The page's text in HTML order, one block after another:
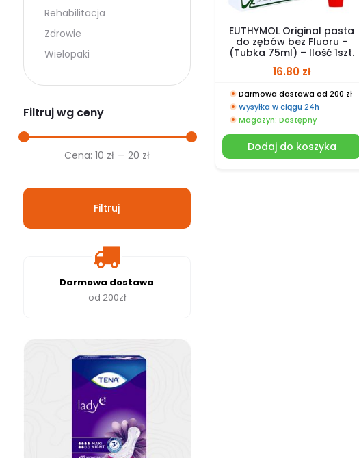
EUTHYMOL Original pasta
do zębów bez Fluoru –
(Tubka 75ml) – Ilość 1szt.
16.80 zł
Darmowa dostawa od 200 zł
Wysyłka w ciągu 24h
Magazyn: Dostępny
Dodaj do koszyka
Rehabilitacja
Zdrowie
Wielopaki
Filtruj wg ceny
Cena
Cena
Filtruj
Cena: 10 zł— 20 zł
Darmowa dostawa
od 200zł